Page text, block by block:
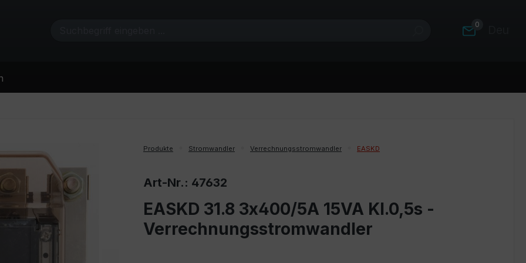
0
Produkte Stromwandler Verrechnungsstromwandler EASKD
Art-Nr.: 47632
EASKD 31.8 3x400/5A 15VA Kl.0,5s -
Verrechnungsstromwandler